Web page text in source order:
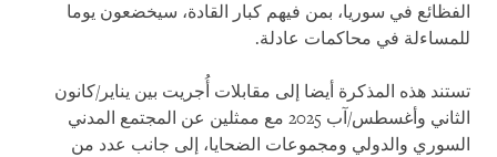
الفظائع في سوريا، بمن فيهم كبار القادة، سيخضعون يوما
للمساءلة في محاكمات عادلة.
تستند هذه المذكرة أيضا إلى مقابلات أُجريت بين يناير/كانون
الثاني وأغسطس/آب 2025 مع ممثلين عن المجتمع المدني
السوري والدولي ومجموعات الضحايا، إلى جانب عدد من